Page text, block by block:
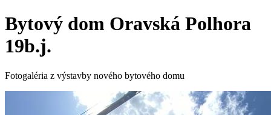
Bytový dom Oravská Polhora
19b.j.
Fotogaléria z výstavby nového bytového domu